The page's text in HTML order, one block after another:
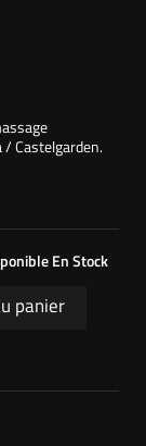
/ Castelgarden.
En Stock
panier